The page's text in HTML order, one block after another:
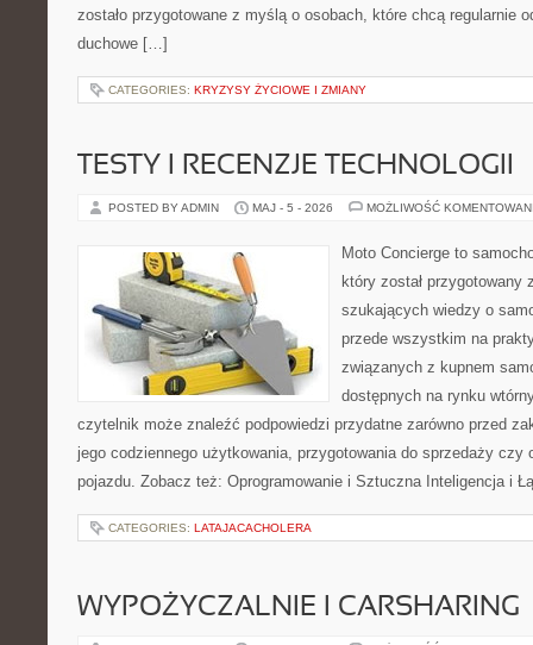
zostało przygotowane z myślą o osobach, które chcą regularnie
duchowe […]
CATEGORIES: KRYZYSY ŻYCIOWE I ZMIANY
TESTY I RECENZJE TECHNOLOGII
POSTED BY ADMIN MAJ - 5 - 2026 MOŻLIWOŚĆ
Moto Concierge to
który został przygotowany
szukających wiedzy o
przede wszystkim na
związanych z kupnem
dostępnych na rynku
czytelnik może znaleźć podpowiedzi przydatne zarówno przed
jego codziennego użytkowania, przygotowania do sprzedaży czy
pojazdu. Zobacz też: Oprogramowanie i Sztuczna Inteligencja i
CATEGORIES: LATAJACACHOLERA
WYPOŻYCZALNIE I CARSHARING